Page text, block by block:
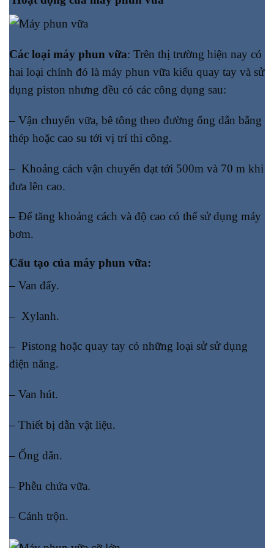
Các loại máy phun vữa: Trên thị trường hiện nay có
hai loại chính đó là máy phun vữa kiểu quay tay và sử
dụng piston nhưng đều có các công dụng sau:
– Vận chuyển vữa, bê tông theo đường ống dẫn bằng
thép hoặc cao su tới vị trí thi công.
– Khoảng cách vận chuyển đạt tới 500m và 70 m khi
đưa lên cao.
– Để tăng khoảng cách và độ cao có thể sử dụng máy
bơm.
Cấu tạo của máy phun vữa:
– Van đẩy.
– Xylanh.
– Pistong hoặc quay tay có những loại sử sử dụng
điện năng.
– Van hút.
– Thiết bị dẫn vật liệu.
– Ống dẫn.
– Phễu chứa vữa.
– Cánh trộn.